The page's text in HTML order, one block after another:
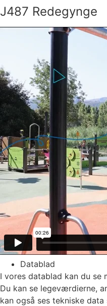
J487 Redegynge
Datablad
I vores datablad kan du se
Du kan se legeværdierne,
kan også ses tekniske